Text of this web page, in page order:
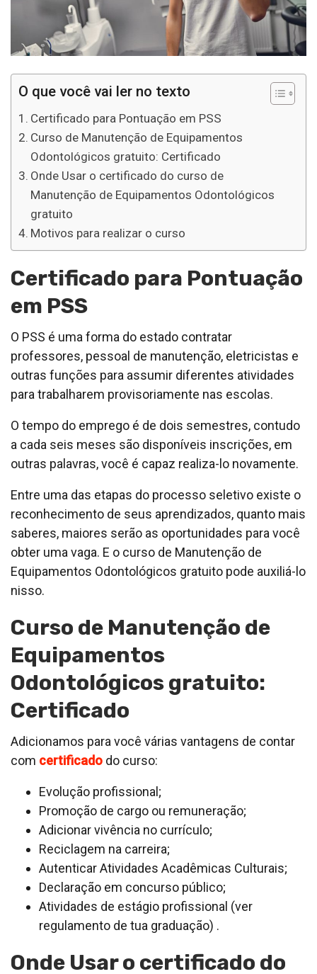
O que você vai ler no texto
Certificado para Pontuação em PSS
Curso de Manutenção de Equipamentos
Odontológicos gratuito: Certificado
Onde Usar o certificado do curso de
Manutenção de Equipamentos Odontológicos
gratuito
Motivos para realizar o curso
Certificado para Pontuação
em PSS
O PSS é uma forma do estado contratar
professores, pessoal de manutenção, eletricistas e
outras funções para assumir diferentes atividades
para trabalharem provisoriamente nas escolas.
O tempo do emprego é de dois semestres, contudo
a cada seis meses são disponíveis inscrições, em
outras palavras, você é capaz realiza-lo novamente.
Entre uma das etapas do processo seletivo existe o
reconhecimento de seus aprendizados, quanto mais
saberes, maiores serão as oportunidades para você
obter uma vaga. E o curso de Manutenção de
Equipamentos Odontológicos gratuito pode auxiliá-lo
nisso.
Curso de Manutenção de
Equipamentos
Odontológicos gratuito:
Certificado
Adicionamos para você várias vantagens de contar
com certificado do curso:
Evolução profissional;
Promoção de cargo ou remuneração;
Adicionar vivência no currículo;
Reciclagem na carreira;
Autenticar Atividades Acadêmicas Culturais;
Declaração em concurso público;
Atividades de estágio profissional (ver
regulamento de tua graduação) .
Onde Usar o certificado do